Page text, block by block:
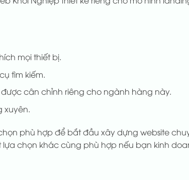
mọi thiết bị.
tìm kiếm.
cân chỉnh riêng cho ngành hàng này.
xuyên.
phù hợp để bắt đầu xây dựng website
chọn khác cùng phù hợp nếu bạn kinh